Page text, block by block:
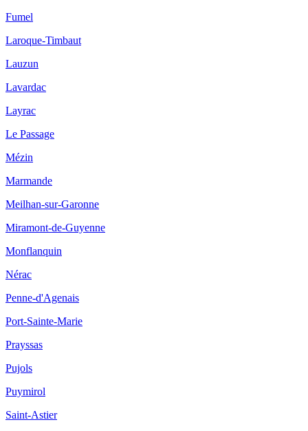
Fumel
Laroque-Timbaut
Lauzun
Lavardac
Layrac
Le Passage
Mézin
Marmande
Meilhan-sur-Garonne
Miramont-de-Guyenne
Monflanquin
Nérac
Penne-d'Agenais
Port-Sainte-Marie
Prayssas
Pujols
Puymirol
Saint-Astier